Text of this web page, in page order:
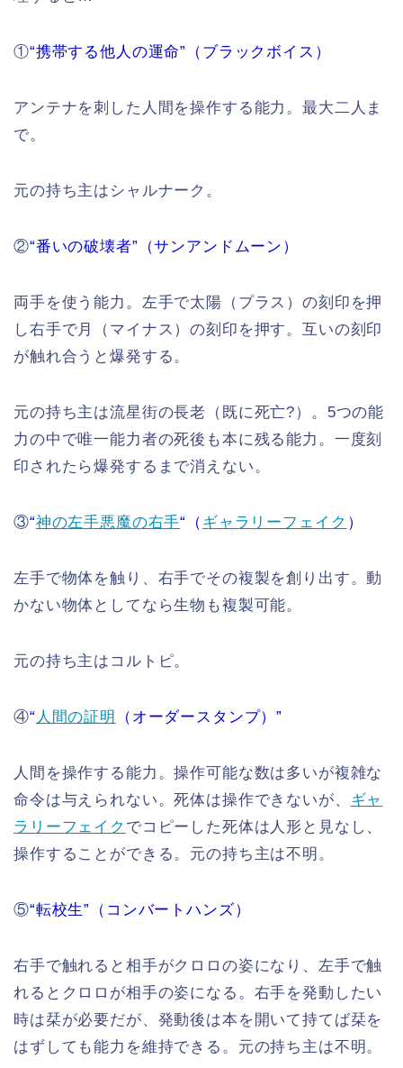
①“携帯する他人の運命”（ブラックボイス）
アンテナを刺した人間を操作する能力。最大二人ま
で。
元の持ち主はシャルナーク。
②“番いの破壊者”（サンアンドムーン）
両手を使う能力。左手で太陽（プラス）の刻印を押
し右手で月（マイナス）の刻印を押す。互いの刻印
が触れ合うと爆発する。
元の持ち主は流星街の長老（既に死亡?）。5つの能
力の中で唯一能力者の死後も本に残る能力。一度刻
印されたら爆発するまで消えない。
③“神の左手悪魔の右手“（ ギャラリーフェイク ）
左手で物体を触り、右手でその複製を創り出す。動
かない物体としてなら生物も複製可能。
元の持ち主はコルトピ。
④“ 人間の証明 （オーダースタンプ）”
人間を操作する能力。操作可能な数は多いが複雑な
命令は与えられない。死体は操作できないが、 ギャ
ラリーフェイク でコピーした死体は人形と見なし、
操作することができる。元の持ち主は不明。
⑤“転校生”（コンバートハンズ）
右手で触れると相手がクロロの姿になり、左手で触
れるとクロロが相手の姿になる。右手を発動したい
時は栞が必要だが、発動後は本を開いて持てば栞を
はずしても能力を維持できる。元の持ち主は不明。